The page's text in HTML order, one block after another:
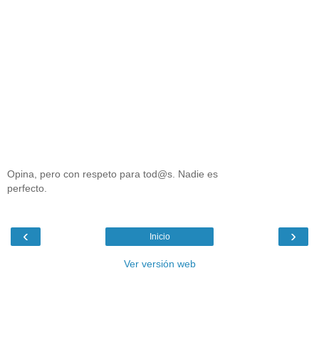
Opina, pero con respeto para tod@s. Nadie es
perfecto.
‹ ›
Inicio
Ver versión web